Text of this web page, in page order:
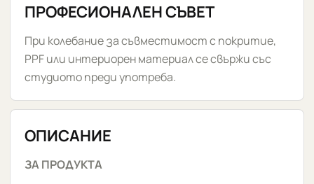
ПРОФЕСИОНАЛЕН СЪВЕТ
При колебание за съвместимост с покритие,
PPF или интериорен материал се свържи със
студиото преди употреба.
ОПИСАНИЕ
ЗА ПРОДУКТА